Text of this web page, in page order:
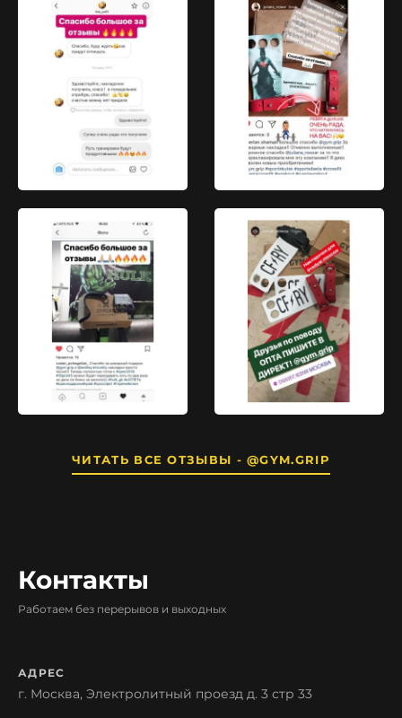
ЧИТАТЬ ВСЕ ОТЗЫВЫ - @GYM.GRIP
Контакты
Работаем без перерывов и выходных
АДРЕС
г. Москва, Электролитный проезд д. 3 стр 33